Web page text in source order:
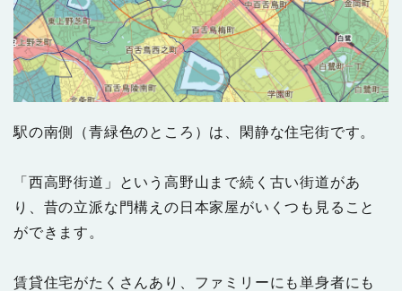
駅の南側（青緑色のところ）は、閑静な住宅街です。
「西高野街道」という高野山まで続く古い街道があ
り、昔の立派な門構えの日本家屋がいくつも見ること
ができます。
賃貸住宅がたくさんあり、ファミリーにも単身者にも